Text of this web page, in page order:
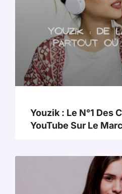
Youzik : Le N°1 Des
YouTube Sur Le